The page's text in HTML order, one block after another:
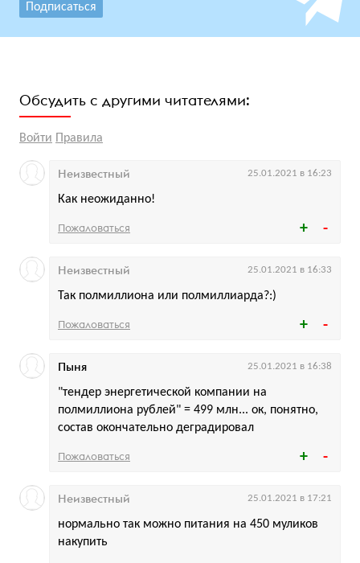
Подписаться
Обсудить с другими читателями:
Войти Правила
Как неожиданно!
Неизвестный 25.01.2021 в 16:23
Пожаловаться
Так полмиллиона или полмиллиарда?:)
Неизвестный 25.01.2021 в 16:33
Пожаловаться
"тендер энергетической компании на
полмиллиона рублей" = 499 млн... ок, понятно,
состав окончательно деградировал
Пыня 25.01.2021 в 16:38
Пожаловаться
нормально так можно питания на 450 муликов
накупить
Неизвестный 25.01.2021 в 17:21